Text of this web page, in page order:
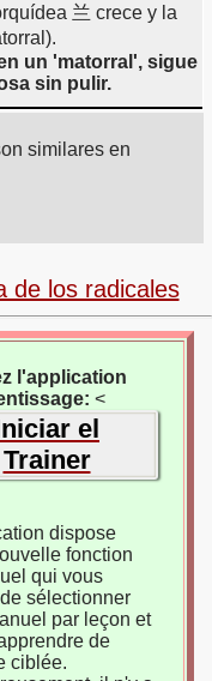
兰 crece y la
un 'matorral', sigue
sin pulir.
similares en
de los radicales
l'application
<
el
Trainer
dispose
fonction
qui vous
sélectionner
par leçon et
de
ciblée.